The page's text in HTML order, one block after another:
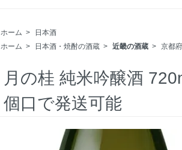
ホーム >
日本酒
ホーム > 日本酒・焼酎の酒蔵 > 近畿の酒蔵 > 京都
月の桂 純米吟醸酒
個口で発送可能